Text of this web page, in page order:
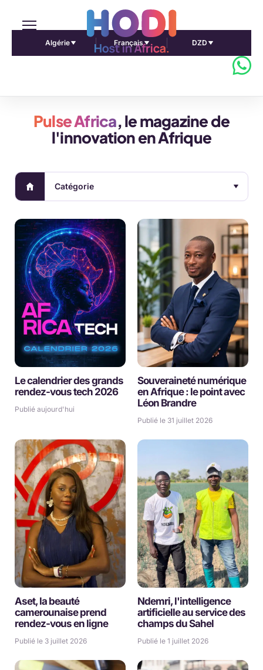
Algérie Français DZD
Pulse Africa, le magazine de
l'innovation en Afrique
Catégorie
Le calendrier des grands
rendez-vous tech 2026
Publié aujourd'hui
Souveraineté numérique
en Afrique : le point avec
Léon Brandre
Publié le 31 juillet 2026
Aset, la beauté
camerounaise prend
rendez-vous en ligne
Publié le 3 juillet 2026
Ndemri, l'intelligence
artificielle au service des
champs du Sahel
Publié le 1 juillet 2026